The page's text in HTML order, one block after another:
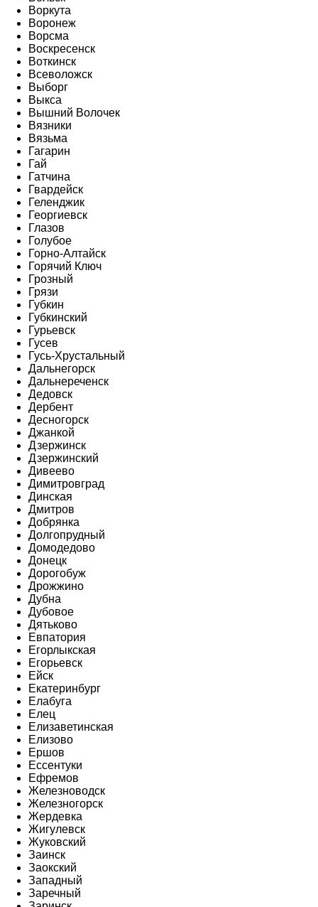
Воркута
Воронеж
Ворсма
Воскресенск
Воткинск
Всеволожск
Выборг
Выкса
Вышний Волочек
Вязники
Вязьма
Гагарин
Гай
Гатчина
Гвардейск
Геленджик
Георгиевск
Глазов
Голубое
Горно-Алтайск
Горячий Ключ
Грозный
Грязи
Губкин
Губкинский
Гурьевск
Гусев
Гусь-Хрустальный
Дальнегорск
Дальнереченск
Дедовск
Дербент
Десногорск
Джанкой
Дзержинск
Дзержинский
Дивеево
Димитровград
Динская
Дмитров
Добрянка
Долгопрудный
Домодедово
Донецк
Дорогобуж
Дрожжино
Дубна
Дубовое
Дятьково
Евпатория
Егорлыкская
Егорьевск
Ейск
Екатеринбург
Елабуга
Елец
Елизаветинская
Елизово
Ершов
Ессентуки
Ефремов
Железноводск
Железногорск
Жердевка
Жигулевск
Жуковский
Заинск
Заокский
Западный
Заречный